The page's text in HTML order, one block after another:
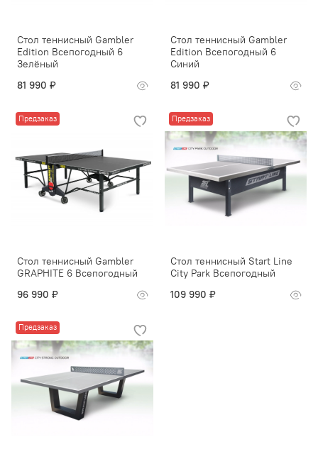
Стол теннисный Gambler
Edition Всепогодный 6
Зелёный
81 990 ₽
Стол теннисный Gambler
Edition Всепогодный 6
Синий
81 990 ₽
Предзаказ
Стол теннисный Gambler
GRAPHITE 6 Всепогодный
96 990 ₽
Предзаказ
Стол теннисный Start Line
City Park Всепогодный
109 990 ₽
Предзаказ